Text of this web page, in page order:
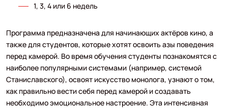
1, 3, 4 или 6 недель
Программа предназначена для начинающих актёров кино, а
также для студентов, которые хотят освоить азы поведения
перед камерой. Во время обучения студенты познакомятся с
наиболее популярными системами (например, системой
Станиславского), освоят искусство монолога, узнают о том,
как правильно вести себя перед камерой и создавать
необходимо эмоциональное настроение. Эта интенсивная